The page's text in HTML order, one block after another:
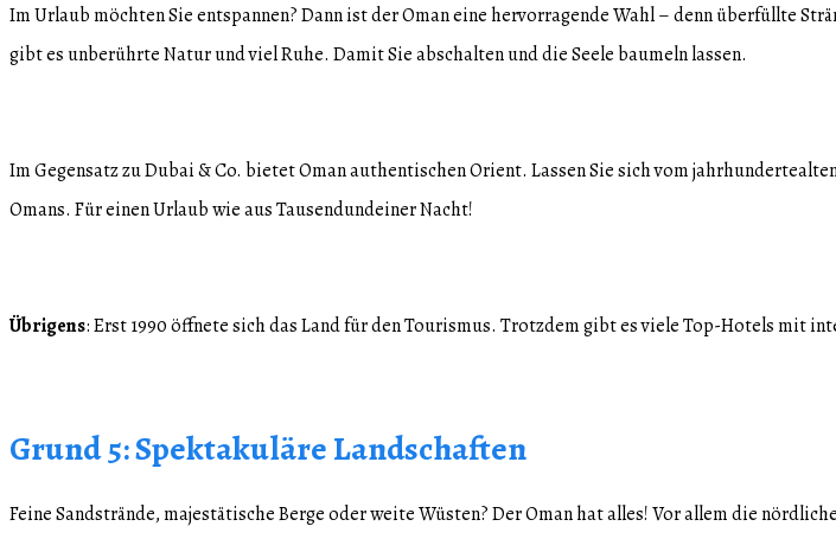
Im Urlaub möchten Sie entspannen? Dann ist der Oman eine hervorragende Wahl – denn überfüllte
gibt es unberührte Natur und viel Ruhe. Damit Sie abschalten und die Seele baumeln lassen.
Im Gegensatz zu Dubai & Co. bietet Oman authentischen Orient. Lassen Sie sich vom
Omans. Für einen Urlaub wie aus Tausendundeiner Nacht!
Übrigens: Erst 1990 öffnete sich das Land für den Tourismus. Trotzdem gibt es viele Top-Hotels mit
Grund 5: Spektakuläre Landschaften
Feine Sandstrände, majestätische Berge oder weite Wüsten? Der Oman hat alles! Vor allem die